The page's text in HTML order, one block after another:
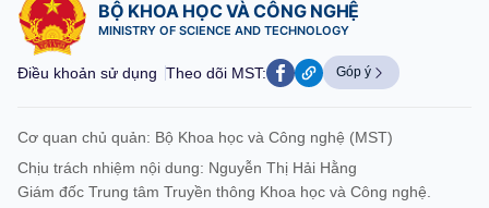
BỘ KHOA HỌC VÀ CÔNG NGHỆ
MINISTRY OF SCIENCE AND TECHNOLOGY
Điều khoản sử dụng Theo dõi MST: Góp ý
Cơ quan chủ quản: Bộ Khoa học và Công nghệ (MST)
Chịu trách nhiệm nội dung: Nguyễn Thị Hải Hằng
Giám đốc Trung tâm Truyền thông Khoa học và Công nghệ.